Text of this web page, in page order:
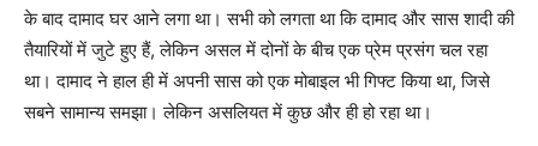
के बाद दामाद घर आने लगा था। सभी को लगता था कि दामाद और सास शादी की
तैयारियों में जुटे हुए हैं, लेकिन असल में दोनों के बीच एक प्रेम प्रसंग चल रहा
था। दामाद ने हाल ही में अपनी सास को एक मोबाइल भी गिफ्ट किया था, जिसे
सबने सामान्य समझा। लेकिन असलियत में कुछ और ही हो रहा था।